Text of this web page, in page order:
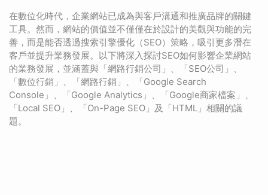
在數位化時代，企業網站已成為與客戶溝通和推廣品牌的關鍵
工具。然而，網站的價值並不僅僅在於設計的美觀與功能的完
善，而是能否透過搜索引擎優化（SEO）策略，吸引更多潛在
客戶並提升業務發展。以下將深入探討SEO如何影響企業網站
的業務發展，並涵蓋與「網路行銷公司」、「SEO公司」、
「數位行銷」、「網路行銷」、「Google Search
Console」、「Google Analytics」、「Google商家檔案」、
「Local SEO」、「On-Page SEO」及「HTML」相關的議
題。